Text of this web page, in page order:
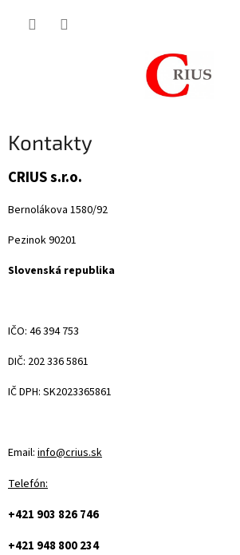
Kontakty
CRIUS s.r.o.
Bernolákova 1580/92
Pezinok 90201
Slovenská republika
IČO: 46 394 753
DIČ: 202 336 5861
IČ DPH: SK2023365861
Email: info@crius.sk
Telefón:
+421 903 826 746
+421 948 800 234